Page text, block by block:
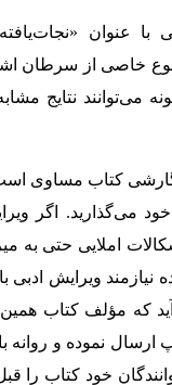
با عنوان
خاصی از سرطان
می‌توانند نتایج
کتاب مساوی
می‌گذارید. اگر
املایی حتی به
نیازمند ویرایش ادبی
که مؤلف کتاب
نموده و روانه
خود کتاب را